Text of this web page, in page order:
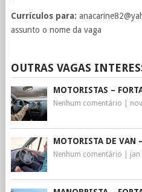
Currículos para:
assunto o nome da vaga
OUTRAS VAGAS
MOTORISTAS –
Nenhum comentário
MOTORISTA DE VAN
Nenhum comentário jan